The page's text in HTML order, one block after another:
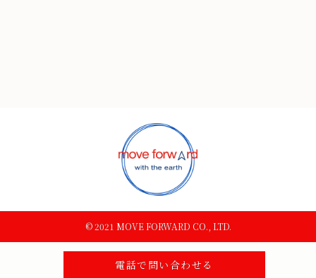
電話で問い合わせる
© 2021 MOVE FORWARD CO., LTD.